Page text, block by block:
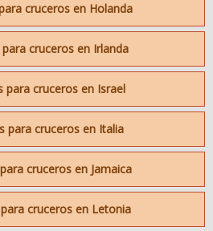
cruceros en Holanda
para cruceros en Irlanda
para cruceros en Israel
para cruceros en Italia
cruceros en Jamaica
cruceros en Letonia